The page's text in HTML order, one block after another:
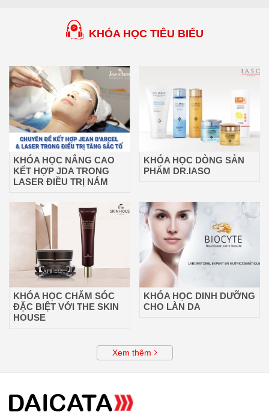
KHÓA HỌC TIÊU BIỂU
KHÓA HỌC NÂNG CAO
KẾT HỢP JDA TRONG
LASER ĐIỀU TRỊ NÁM
KHÓA HỌC DÒNG SẢN
PHẨM DR.IASO
KHÓA HỌC CHĂM SÓC
ĐẶC BIỆT VỚI THE SKIN
HOUSE
KHÓA HỌC DINH DƯỠNG
CHO LÀN DA
Xem thêm